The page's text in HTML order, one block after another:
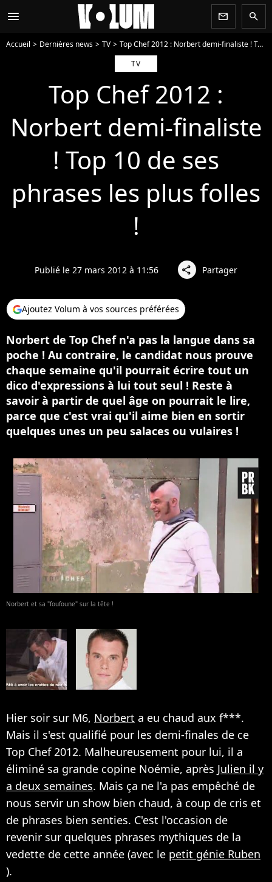
menu newsletter search
Accueil Dernières news TV
Top Chef 2012 : Norbert demi-finaliste ! Top 10 de ses phrases les plus folles !
TV
Top Chef 2012 :
Norbert demi-finaliste
! Top 10 de ses
phrases les plus folles
!
Publié le 27 mars 2012 à 11:56 share Partager
Ajoutez Volum à vos sources préférées
Norbert de Top Chef n'a pas la langue dans sa
poche ! Au contraire, le candidat nous prouve
chaque semaine qu'il pourrait écrire tout un
dico d'expressions à lui tout seul ! Reste à
savoir à partir de quel âge on pourrait le lire,
parce que c'est vrai qu'il aime bien en sortir
quelques unes un peu salaces ou vulaires !
Norbert et sa "foufoune" sur la tête !
Hier soir sur M6, Norbert a eu chaud aux f***.
Mais il s'est qualifié pour les demi-finales de ce
Top Chef 2012. Malheureusement pour lui, il a
éliminé sa grande copine Noémie, après Julien il y
a deux semaines. Mais ça ne l'a pas empêché de
nous servir un show bien chaud, à coup de cris et
de phrases bien senties. C'est l'occasion de
revenir sur quelques phrases mythiques de la
vedette de cette année (avec le petit génie Ruben
).